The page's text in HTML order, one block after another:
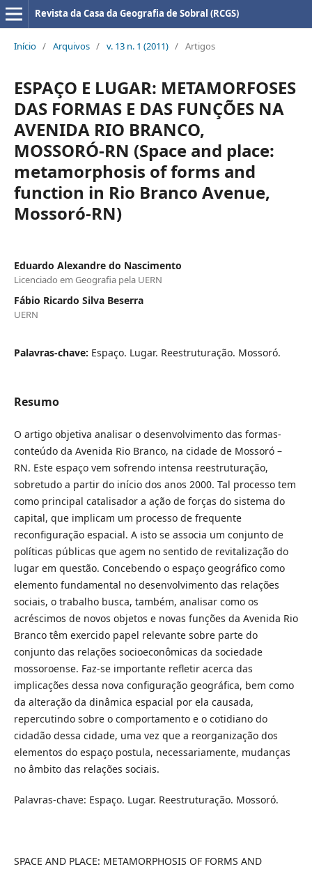
Revista da Casa da Geografia de Sobral (RCGS)
Início / Arquivos / v. 13 n. 1 (2011) / Artigos
ESPAÇO E LUGAR: METAMORFOSES
DAS FORMAS E DAS FUNÇÕES NA
AVENIDA RIO BRANCO,
MOSSORÓ-RN (Space and place:
metamorphosis of forms and
function in Rio Branco Avenue,
Mossoró-RN)
Eduardo Alexandre do Nascimento
Licenciado em Geografia pela UERN
Fábio Ricardo Silva Beserra
UERN
Palavras-chave: Espaço. Lugar. Reestruturação. Mossoró.
Resumo
O artigo objetiva analisar o desenvolvimento das formas-
conteúdo da Avenida Rio Branco, na cidade de Mossoró –
RN. Este espaço vem sofrendo intensa reestruturação,
sobretudo a partir do início dos anos 2000. Tal processo tem
como principal catalisador a ação de forças do sistema do
capital, que implicam um processo de frequente
reconfiguração espacial. A isto se associa um conjunto de
políticas públicas que agem no sentido de revitalização do
lugar em questão. Concebendo o espaço geográfico como
elemento fundamental no desenvolvimento das relações
sociais, o trabalho busca, também, analisar como os
acréscimos de novos objetos e novas funções da Avenida Rio
Branco têm exercido papel relevante sobre parte do
conjunto das relações socioeconômicas da sociedade
mossoroense. Faz-se importante refletir acerca das
implicações dessa nova configuração geográfica, bem como
da alteração da dinâmica espacial por ela causada,
repercutindo sobre o comportamento e o cotidiano do
cidadão dessa cidade, uma vez que a reorganização dos
elementos do espaço postula, necessariamente, mudanças
no âmbito das relações sociais.
Palavras-chave: Espaço. Lugar. Reestruturação. Mossoró.
SPACE AND PLACE: METAMORPHOSIS OF FORMS AND